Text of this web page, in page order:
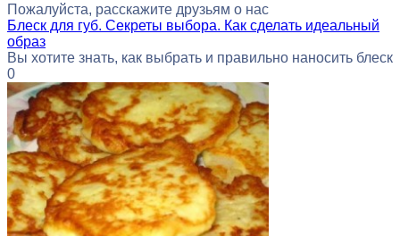
Пожалуйста, расскажите друзьям о нас
Блеск для губ. Секреты выбора. Как сделать идеальный
образ
Вы хотите знать, как выбрать и правильно наносить блеск
0